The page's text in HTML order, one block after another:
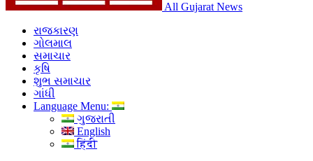
All Gujarat News
રાજકારણ
ગોલમાલ
સમાચાર
કૃષિ
શુભ સમાચાર
ગાંધી
Language Menu:
ગુજરાતી
English
हिंदी